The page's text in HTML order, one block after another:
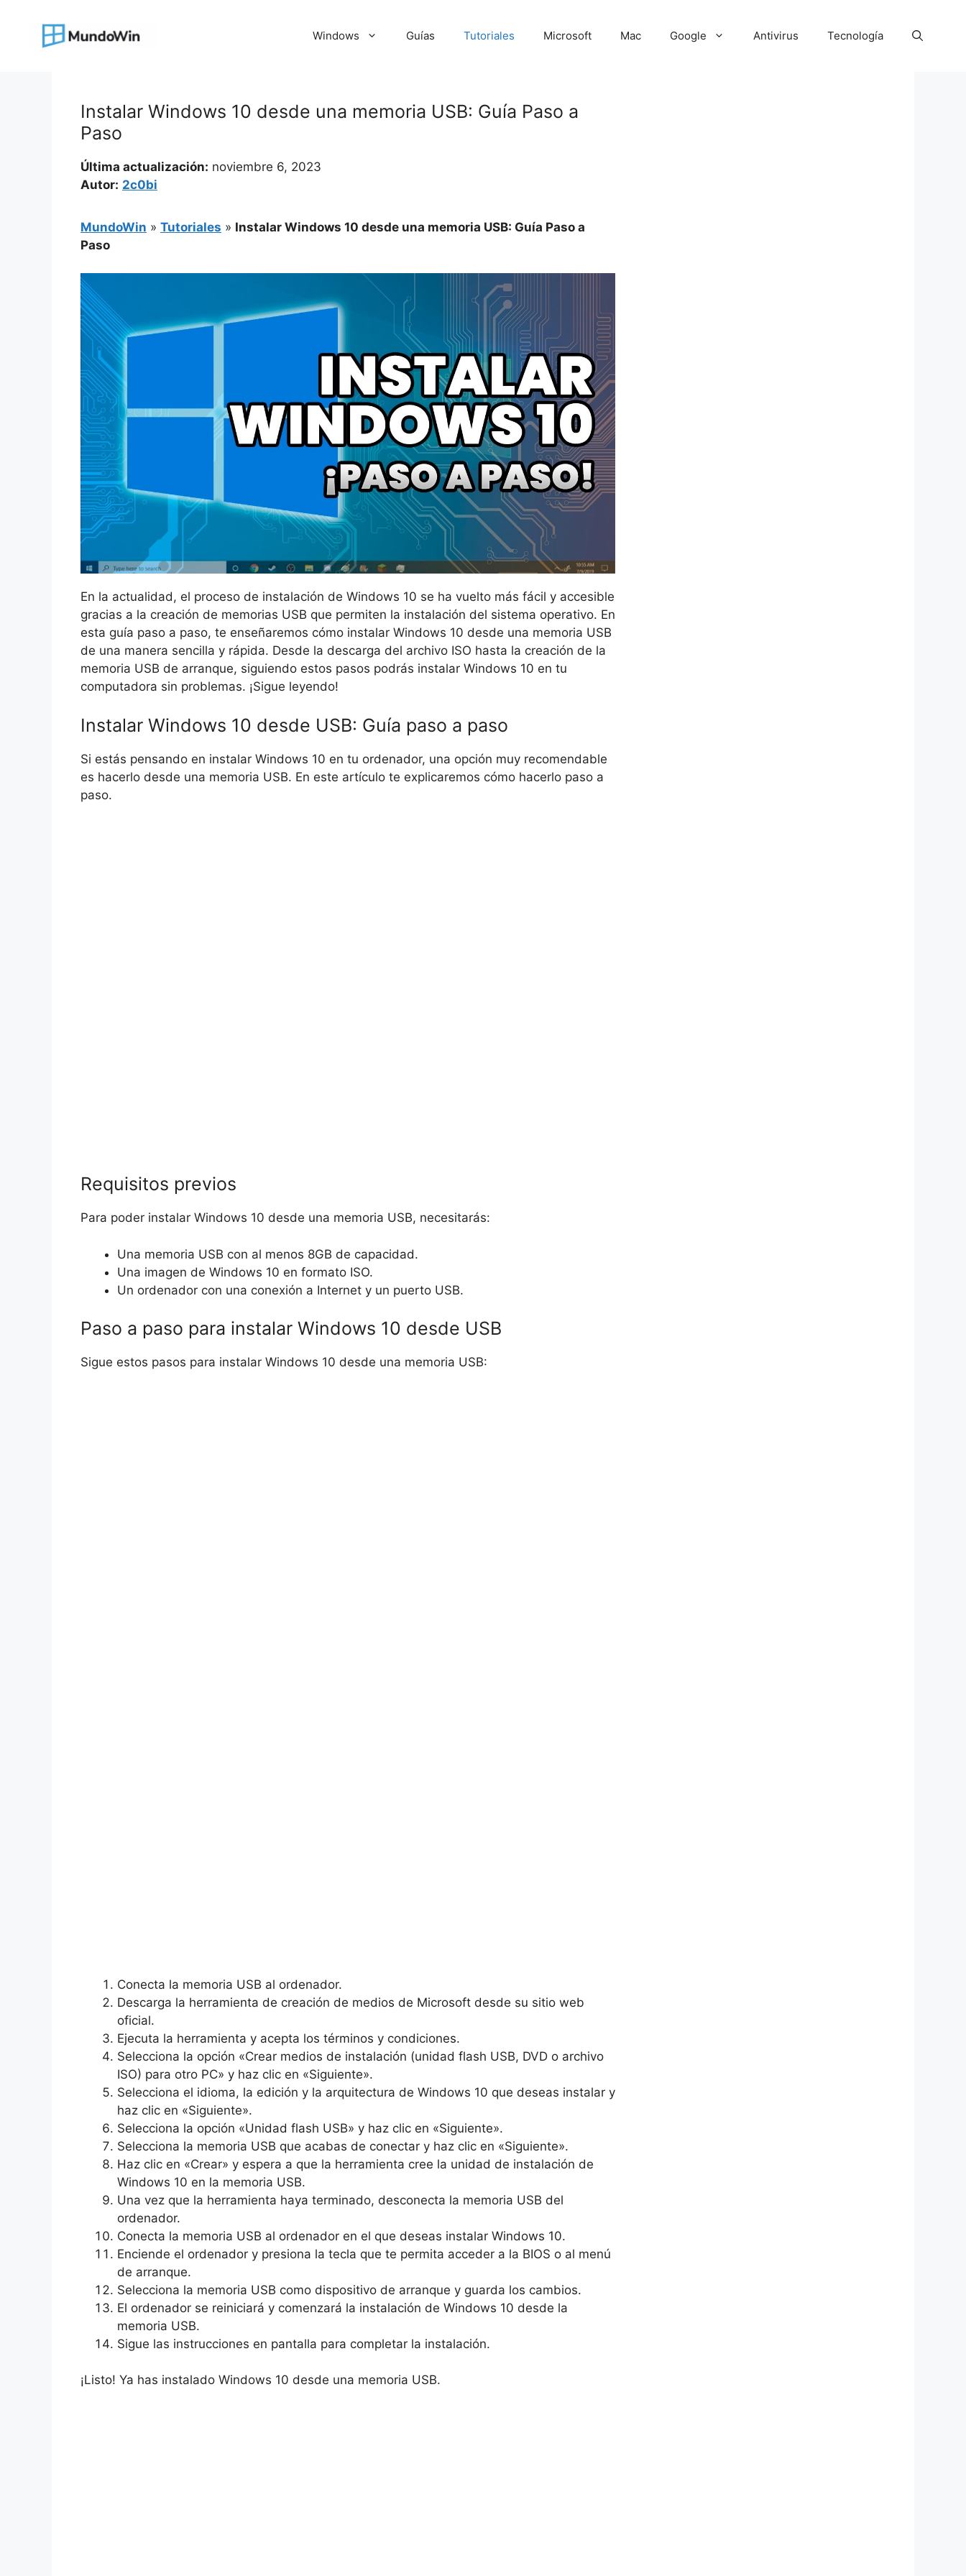
contenido
Windows Guías Tutoriales Microsoft Mac Google Antivirus Tecnología
Instalar Windows 10 desde una memoria USB: Guía Paso a
Paso
Última actualización: noviembre 6, 2023
Autor: 2c0bi
MundoWin » Tutoriales » Instalar Windows 10 desde una memoria USB: Guía Paso a
Paso
En la actualidad, el proceso de instalación de Windows 10 se ha vuelto más fácil y accesible
gracias a la creación de memorias USB que permiten la instalación del sistema operativo. En
esta guía paso a paso, te enseñaremos cómo instalar Windows 10 desde una memoria USB
de una manera sencilla y rápida. Desde la descarga del archivo ISO hasta la creación de la
memoria USB de arranque, siguiendo estos pasos podrás instalar Windows 10 en tu
computadora sin problemas. ¡Sigue leyendo!
Instalar Windows 10 desde USB: Guía paso a paso
Si estás pensando en instalar Windows 10 en tu ordenador, una opción muy recomendable
es hacerlo desde una memoria USB. En este artículo te explicaremos cómo hacerlo paso a
paso.
Requisitos previos
Para poder instalar Windows 10 desde una memoria USB, necesitarás:
Una memoria USB con al menos 8GB de capacidad.
Una imagen de Windows 10 en formato ISO.
Un ordenador con una conexión a Internet y un puerto USB.
Paso a paso para instalar Windows 10 desde USB
Sigue estos pasos para instalar Windows 10 desde una memoria USB:
Conecta la memoria USB al ordenador.
Descarga la herramienta de creación de medios de Microsoft desde su sitio web
oficial.
Ejecuta la herramienta y acepta los términos y condiciones.
Selecciona la opción «Crear medios de instalación (unidad flash USB, DVD o archivo
ISO) para otro PC» y haz clic en «Siguiente».
Selecciona el idioma, la edición y la arquitectura de Windows 10 que deseas instalar y
haz clic en «Siguiente».
Selecciona la opción «Unidad flash USB» y haz clic en «Siguiente».
Selecciona la memoria USB que acabas de conectar y haz clic en «Siguiente».
Haz clic en «Crear» y espera a que la herramienta cree la unidad de instalación de
Windows 10 en la memoria USB.
Una vez que la herramienta haya terminado, desconecta la memoria USB del
ordenador.
Conecta la memoria USB al ordenador en el que deseas instalar Windows 10.
Enciende el ordenador y presiona la tecla que te permita acceder a la BIOS o al menú
de arranque.
Selecciona la memoria USB como dispositivo de arranque y guarda los cambios.
El ordenador se reiniciará y comenzará la instalación de Windows 10 desde la
memoria USB.
Sigue las instrucciones en pantalla para completar la instalación.
¡Listo! Ya has instalado Windows 10 desde una memoria USB.